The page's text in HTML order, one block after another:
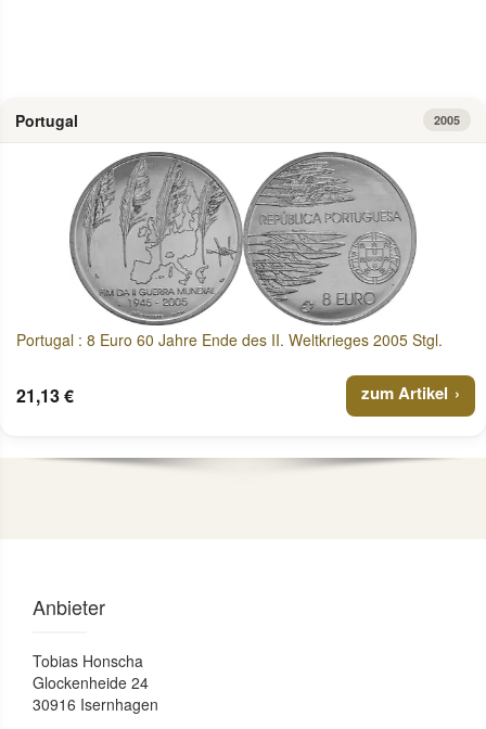
Portugal 2005
Portugal : 8 Euro 60 Jahre Ende des II. Weltkrieges 2005 Stgl.
21,13 € zum Artikel
Anbieter
Tobias Honscha
Glockenheide 24
30916 Isernhagen